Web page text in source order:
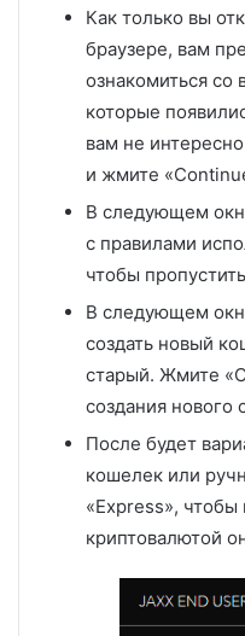
Как только вы
браузере, вам
ознакомиться со
которые
вам не
и жмите
В следующем
с правилами
чтобы
В следующем
создать новый
старый. Жмите
создания нового
После будет
кошелек или
«Express», чтобы
криптовалютой